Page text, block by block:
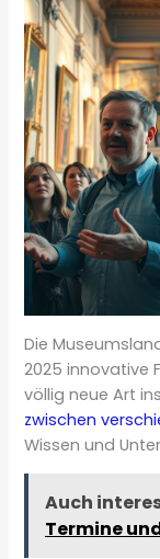
Die
2025 innovative
völlig neue Art
zwischen
Wissen und
Auch
Termine